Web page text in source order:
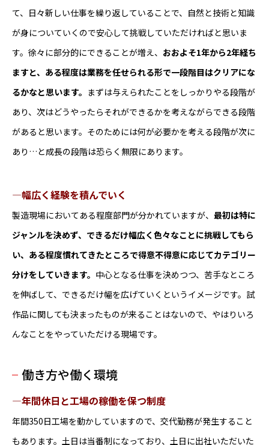
て、日々新しい仕事を繰り返していることで、自然と技術と知識
が身についていくので安心して挑戦していただければと思いま
す。徐々に部分的にできることが増え、 おおよそ1年から2年経ち
ますと、ある程度は業務を任せられる形で一段階目はクリアにな
るかなと思います。 まずは与えられたことをしっかりやる段階が
あり、次はどうやったらそれができるかを考えながらできる段階
があると思います。そのためには何が必要かを考える段階が次に
あり…と成長の段階は恐らく無限にあります。
―幅広く経験を積んでいく
製造現場においてある程度部門が分かれていますが、 最初は特に
ジャンルを決めず、できるだけ幅広く色々なことに挑戦してもら
い、ある程度慣れてきたところで得意不得意に応じてカテゴリー
分けをしていきます。 中心となる仕事を決めつつ、苦手なところ
を伸ばして、できるだけ幅を広げていくというイメージです。試
作品に関しても決まったものが来ることはないので、やはりいろ
んなことをやっていただける現場です。
働き方や働く環境
―年間休日と工場の稼働を保つ制度
年間350日工場を動かしていますので、交代勤務が発生すること
もあります。土日は当番制になっており、土日に出社いただいた